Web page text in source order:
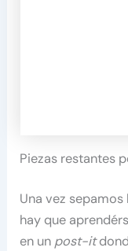
Piezas restantes
Una vez
hay que
en un post-it